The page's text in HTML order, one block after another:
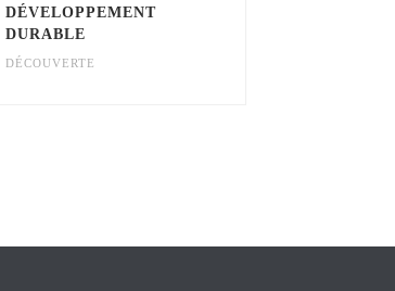
DÉVELOPPEMENT
DURABLE
DÉCOUVERTE